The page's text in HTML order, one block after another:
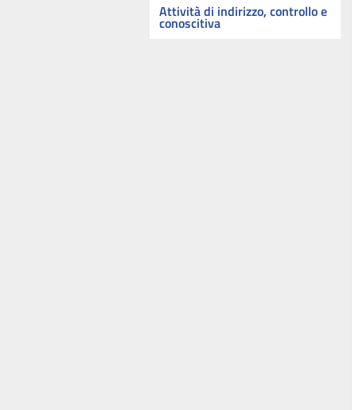
Attività di indirizzo, controllo e
conoscitiva